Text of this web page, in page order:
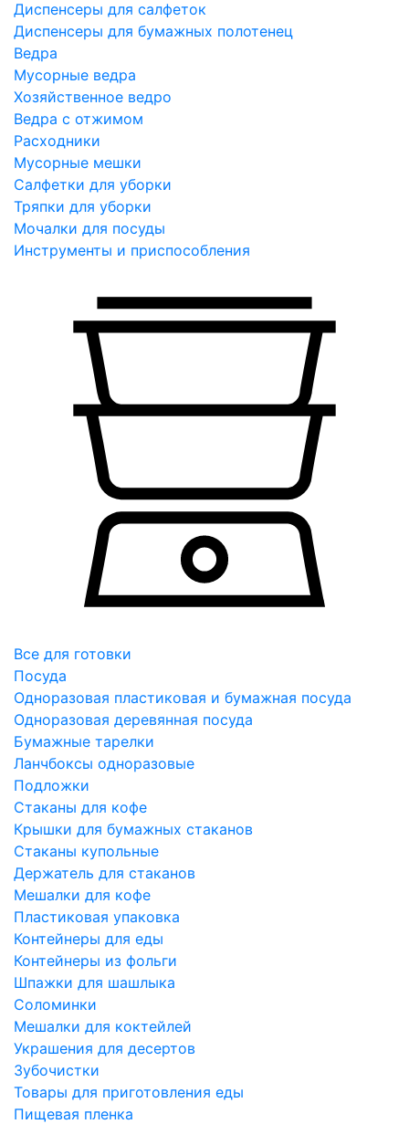
Диспенсеры для салфеток
Диспенсеры для бумажных полотенец
Ведра
Мусорные ведра
Хозяйственное ведро
Ведра с отжимом
Расходники
Мусорные мешки
Салфетки для уборки
Тряпки для уборки
Мочалки для посуды
Инструменты и приспособления
Все для готовки
Посуда
Одноразовая пластиковая и бумажная посуда
Одноразовая деревянная посуда
Бумажные тарелки
Ланчбоксы одноразовые
Подложки
Стаканы для кофе
Крышки для бумажных стаканов
Стаканы купольные
Держатель для стаканов
Мешалки для кофе
Пластиковая упаковка
Контейнеры для еды
Контейнеры из фольги
Шпажки для шашлыка
Соломинки
Мешалки для коктейлей
Украшения для десертов
Зубочистки
Товары для приготовления еды
Пищевая пленка